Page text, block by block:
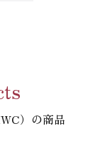
）の商品